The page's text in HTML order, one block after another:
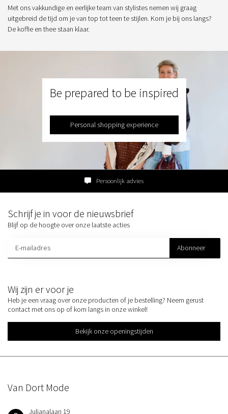
Met ons vakkundige en eerlijke team van stylistes nemen wij graag
uitgebreid de tijd om je van top tot teen te stijlen. Kom je bij ons langs?
De koffie en thee staan klaar.
Be prepared to be inspired
Personal shopping experience
Persoonlijk advies
Wij zijn er voor je
Heb je een vraag over onze producten of je bestelling? Neem gerust
contact met ons op of kom langs in onze winkel!
Bekijk onze openingstijden
Schrijf je in voor de nieuwsbrief
Blijf op de hoogte over onze laatste acties
Abonneer
Van Dort Mode
Julianalaan 19